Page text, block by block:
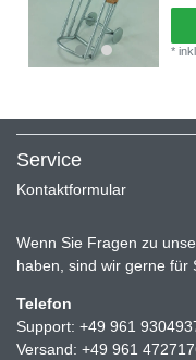
*
Service
Kontaktformular
Wenn Sie Fragen zu
haben, sind wir gerne für
Telefon
Support: +49 961
Versand: +49 961